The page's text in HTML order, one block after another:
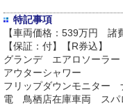
特記事項
【車両価格：539万円 諸
【保証：付】【R券込】
グランデ エアロソーラ
アウターシャワー
フリップダウンモニタ
電 鳥栖店在庫車両 スパ